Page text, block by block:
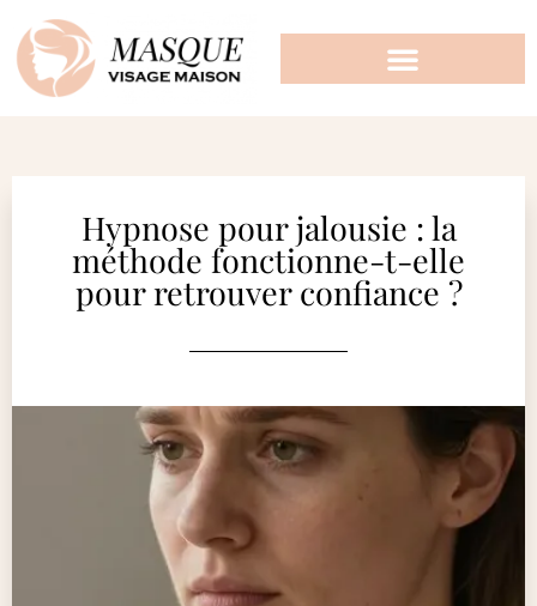
Hypnose pour jalousie : la
méthode fonctionne-t-elle
pour retrouver confiance ?